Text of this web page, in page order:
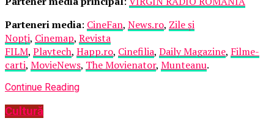
Parteneri media: CineFan, News.ro, Zile și
Nopți, Cinemap, Revista
FILM, Playtech, Happ.ro, Cinefilia, Daily Magazine, Filme-
carti, MovieNews, The Movienator, Munteanu.
Continue Reading
Cultură